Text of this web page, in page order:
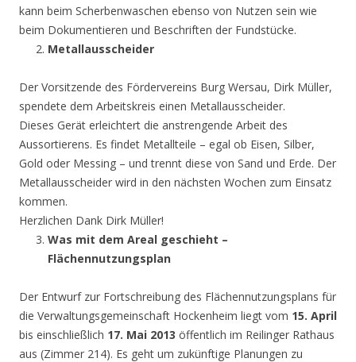
kann beim Scherbenwaschen ebenso von Nutzen sein wie
beim Dokumentieren und Beschriften der Fundstücke.
Metallausscheider
Der Vorsitzende des Fördervereins Burg Wersau, Dirk Müller,
spendete dem Arbeitskreis einen Metallausscheider.
Dieses Gerät erleichtert die anstrengende Arbeit des
Aussortierens. Es findet Metallteile – egal ob Eisen, Silber,
Gold oder Messing – und trennt diese von Sand und Erde. Der
Metallausscheider wird in den nächsten Wochen zum Einsatz
kommen.
Herzlichen Dank Dirk Müller!
Was mit dem Areal geschieht –
Flächennutzungsplan
Der Entwurf zur Fortschreibung des Flächennutzungsplans für
die Verwaltungsgemeinschaft Hockenheim liegt vom 15. April
bis einschließlich 17. Mai 2013 öffentlich im Reilinger Rathaus
aus (Zimmer 214). Es geht um zukünftige Planungen zu